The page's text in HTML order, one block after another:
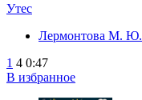
Утес
Лермонтова М. Ю.
1 4 0:47
В избранное